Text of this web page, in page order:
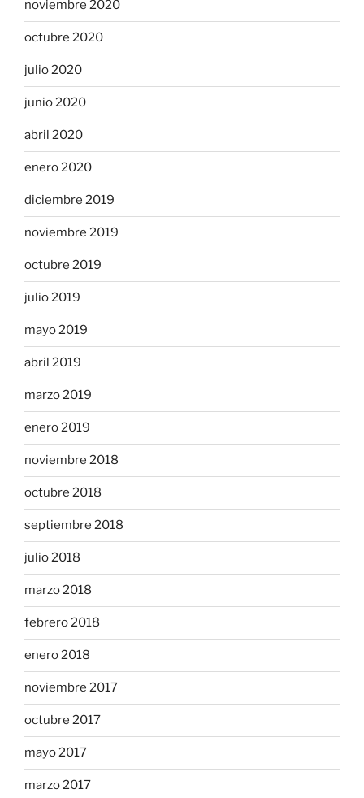
noviembre 2020
octubre 2020
julio 2020
junio 2020
abril 2020
enero 2020
diciembre 2019
noviembre 2019
octubre 2019
julio 2019
mayo 2019
abril 2019
marzo 2019
enero 2019
noviembre 2018
octubre 2018
septiembre 2018
julio 2018
marzo 2018
febrero 2018
enero 2018
noviembre 2017
octubre 2017
mayo 2017
marzo 2017